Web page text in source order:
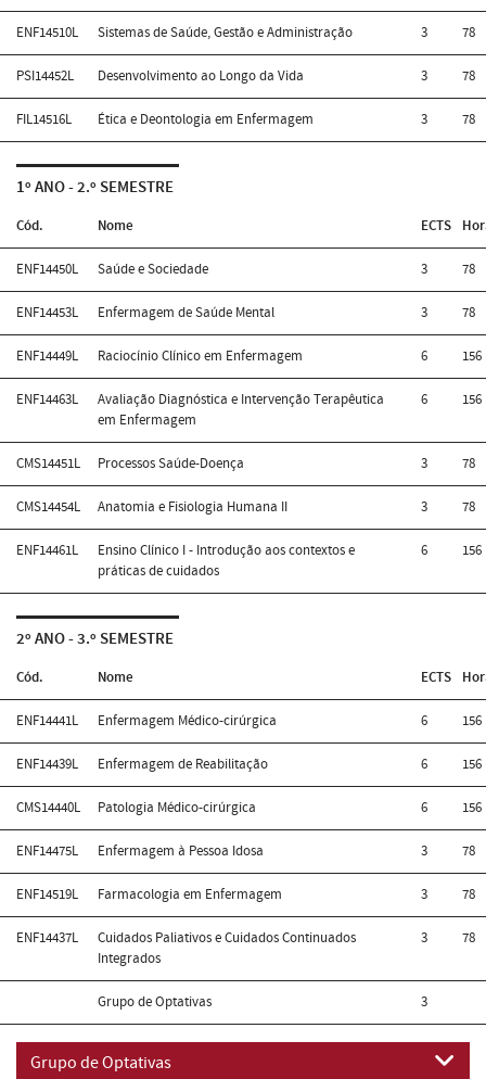
ENF14510L Sistemas de Saúde, Gestão e Administração 3 78
PSI14452L Desenvolvimento ao Longo da Vida 3 78
FIL14516L Ética e Deontologia em Enfermagem 3 78
1º ANO - 2.º SEMESTRE
Cód. Nome ECTS
ENF14450L Saúde e Sociedade 3 78
ENF14453L Enfermagem de Saúde Mental 3 78
ENF14449L Raciocínio Clínico em Enfermagem 6 156
ENF14463L
Avaliação Diagnóstica e Intervenção Terapêutica
em Enfermagem
6 156
CMS14451L Processos Saúde-Doença 3 78
CMS14454L Anatomia e Fisiologia Humana II 3 78
ENF14461L
Ensino Clínico I - Introdução aos contextos e
práticas de cuidados
6 156
2º ANO - 3.º SEMESTRE
Cód. Nome ECTS
ENF14441L Enfermagem Médico-cirúrgica 6 156
ENF14439L Enfermagem de Reabilitação 6 156
CMS14440L Patologia Médico-cirúrgica 6 156
ENF14475L Enfermagem à Pessoa Idosa 3 78
ENF14519L Farmacologia em Enfermagem 3 78
ENF14437L
Cuidados Paliativos e Cuidados Continuados
Integrados
3 78
Grupo de Optativas 3
Grupo de Optativas